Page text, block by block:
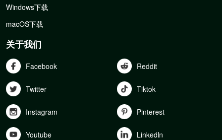
Windows下载
macOS下载
关于我们
Facebook Reddit
Twitter Tiktok
Instagram Pinterest
Youtube Linkedln